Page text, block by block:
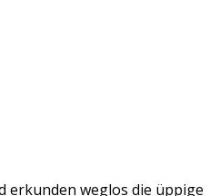
erkunden weglos die üppige